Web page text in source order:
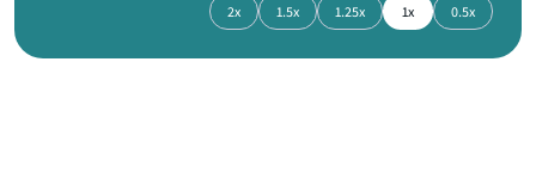
0.5x
1x
1.25x
1.5x
2x